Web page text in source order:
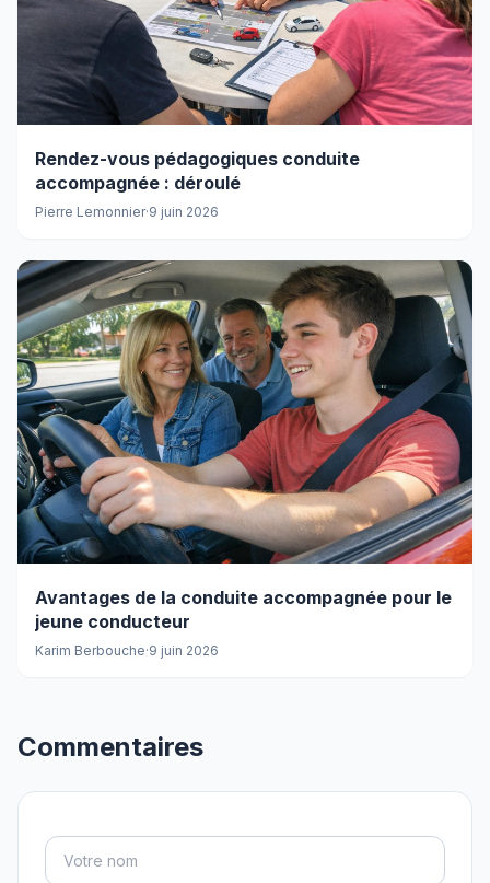
Rendez-vous pédagogiques conduite
accompagnée : déroulé
Pierre Lemonnier·9 juin 2026
Avantages de la conduite accompagnée pour le
jeune conducteur
Karim Berbouche·9 juin 2026
Commentaires